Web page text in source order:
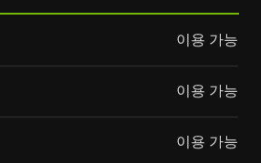
이용 가능
이용 가능
이용 가능